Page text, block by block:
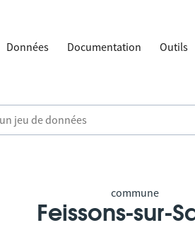
Données Documentation Outils
commune
Feissons-sur-